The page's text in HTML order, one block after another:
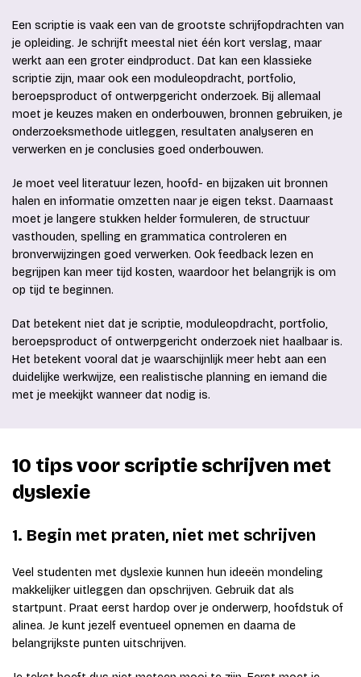
Een scriptie is vaak een van de grootste schrijfopdrachten van
je opleiding. Je schrijft meestal niet één kort verslag, maar
werkt aan een groter eindproduct. Dat kan een klassieke
scriptie zijn, maar ook een moduleopdracht, portfolio,
beroepsproduct of ontwerpgericht onderzoek. Bij allemaal
moet je keuzes maken en onderbouwen, bronnen gebruiken, je
onderzoeksmethode uitleggen, resultaten analyseren en
verwerken en je conclusies goed onderbouwen.
Je moet veel literatuur lezen, hoofd- en bijzaken uit bronnen
halen en informatie omzetten naar je eigen tekst. Daarnaast
moet je langere stukken helder formuleren, de structuur
vasthouden, spelling en grammatica controleren en
bronverwijzingen goed verwerken. Ook feedback lezen en
begrijpen kan meer tijd kosten, waardoor het belangrijk is om
op tijd te beginnen.
Dat betekent niet dat je scriptie, moduleopdracht, portfolio,
beroepsproduct of ontwerpgericht onderzoek niet haalbaar is.
Het betekent vooral dat je waarschijnlijk meer hebt aan een
duidelijke werkwijze, een realistische planning en iemand die
met je meekijkt wanneer dat nodig is.
10 tips voor scriptie schrijven met
dyslexie
1. Begin met praten, niet met schrijven
Veel studenten met dyslexie kunnen hun ideeën mondeling
makkelijker uitleggen dan opschrijven. Gebruik dat als
startpunt. Praat eerst hardop over je onderwerp, hoofdstuk of
alinea. Je kunt jezelf eventueel opnemen en daarna de
belangrijkste punten uitschrijven.